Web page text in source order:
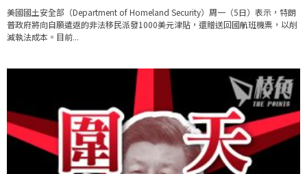
美國國土安全部（Department of Homeland Security）周一（5日）表示，特朗
普政府將向自願遣返的非法移民派發1000美元津貼，還贈送回國航班機票，以削
減執法成本。目前...